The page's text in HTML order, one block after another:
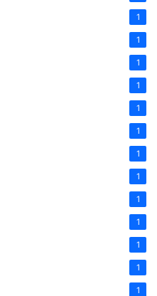
1
1
1
1
1
1
1
1
1
1
1
1
1